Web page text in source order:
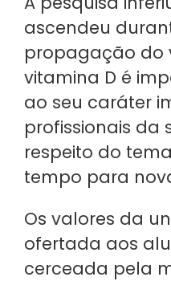
ascendeu
propagação do
vitamina D é
ao seu caráter
profissionais da
respeito do
tempo para
Os valores da
ofertada aos
cerceada pela